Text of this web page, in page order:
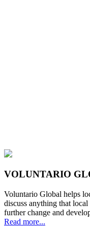
VOLUNTARIO
Voluntario Global helps
discuss anything that
further change and
Read more...